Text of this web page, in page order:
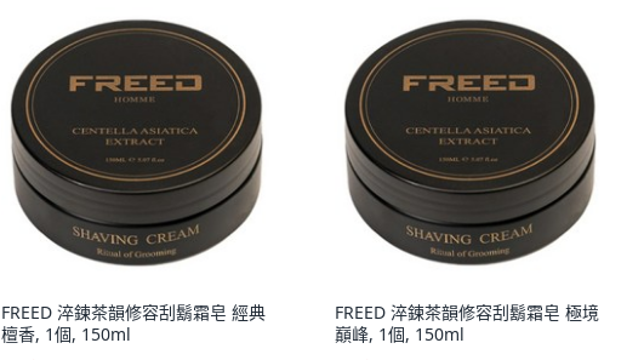
FREED 淬鍊茶韻修容刮鬍霜皂 經典
檀香, 1個, 150ml
FREED 淬鍊茶韻修容刮鬍霜皂 極境
巔峰, 1個, 150ml